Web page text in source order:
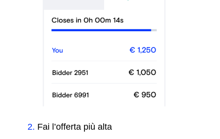
2. Fai l’offerta più alta